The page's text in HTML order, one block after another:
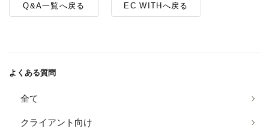
よくある質問
全て
クライアント向け
Q&A一覧へ戻る EC WITHへ戻る